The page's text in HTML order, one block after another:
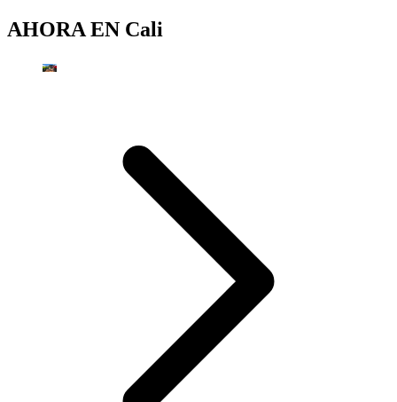
AHORA EN Cali